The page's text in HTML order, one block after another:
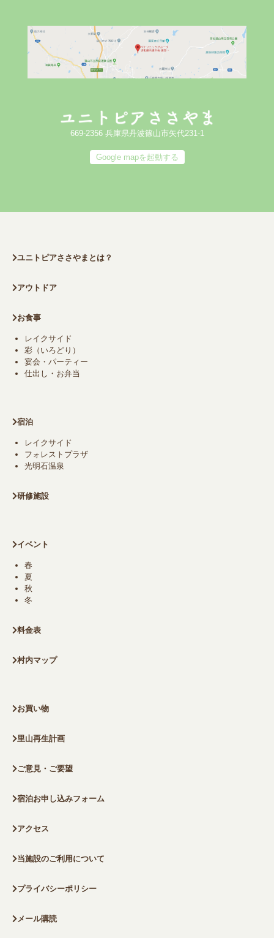
669-2356 兵庫県丹波篠山市矢代231-1
Google mapを起動する
ユニトピアささやまとは？
アウトドア
お食事
レイクサイド
彩（いろどり）
宴会・パーティー
仕出し・お弁当
宿泊
レイクサイド
フォレストプラザ
光明石温泉
研修施設
イベント
春
夏
秋
冬
料金表
村内マップ
お買い物
里山再生計画
ご意見・ご要望
宿泊お申し込みフォーム
アクセス
当施設のご利用について
プライバシーポリシー
メール購読